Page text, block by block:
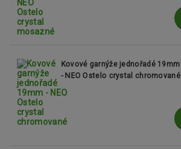
Kovové garnýže jednořadé 19mm
- NEO Ostelo crystal chromované